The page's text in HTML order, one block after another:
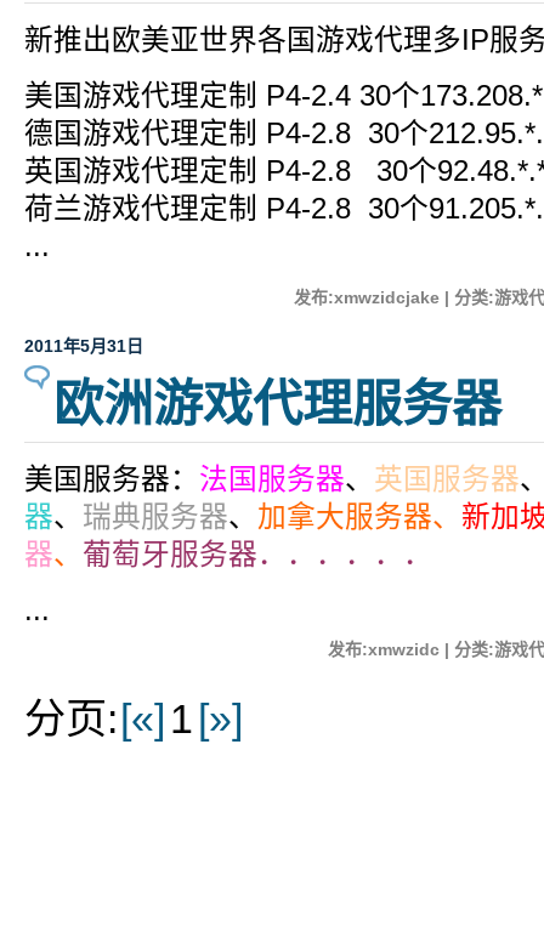
新推出欧美亚世界各国游戏代理多IP服
美国游戏代理定制 P4-2.4 30个
德国游戏代理定制 P4-2.8 30个
英国游戏代理定制 P4-2.8 30个
荷兰游戏代理定制 P4-2.8 30个
...
发布:xmwzidcjake | 分类:游戏
2011年5月31日
欧洲游戏代理服务器
美国服务器： 法国服务器、 英国服务器
器、 瑞典服务器、 加拿大服务器、 新加
器、 葡萄牙服务器．．．．．．
...
发布:xmwzidc | 分类:游戏
分页:[«] 1[»]